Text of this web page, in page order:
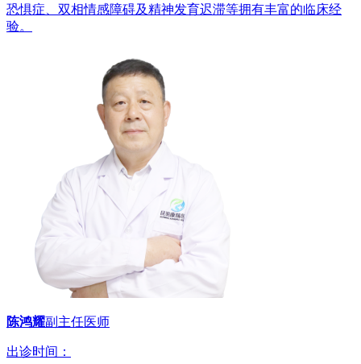
恐惧症、双相情感障碍及精神发育迟滞等拥有丰富的临床经
验。
陈鸿耀副主任医师
出诊时间：